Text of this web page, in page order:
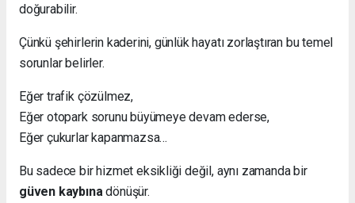
doğurabilir.
Çünkü şehirlerin kaderini, günlük hayatı zorlaştıran bu temel
sorunlar belirler.
Eğer trafik çözülmez,
Eğer otopark sorunu büyümeye devam ederse,
Eğer çukurlar kapanmazsa…
Bu sadece bir hizmet eksikliği değil, aynı zamanda bir
güven kaybınadönüşür.